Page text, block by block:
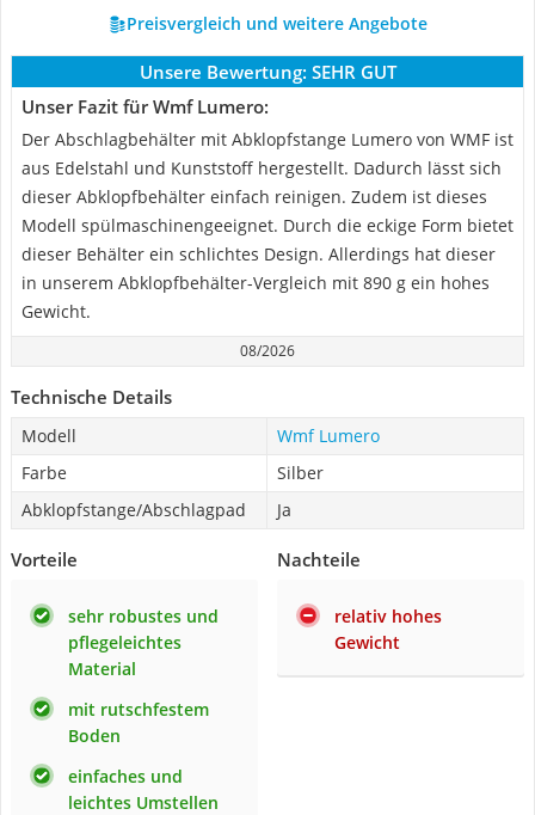
Preisvergleich und weitere Angebote
Unsere Bewertung: SEHR GUT
Unser Fazit für Wmf Lumero:
Der Abschlagbehälter mit Abklopfstange Lumero von WMF ist
aus Edelstahl und Kunststoff hergestellt. Dadurch lässt sich
dieser Abklopfbehälter einfach reinigen. Zudem ist dieses
Modell spülmaschinengeeignet. Durch die eckige Form bietet
dieser Behälter ein schlichtes Design. Allerdings hat dieser
in unserem Abklopfbehälter-Vergleich mit 890 g ein hohes
Gewicht.
08/2026
Technische Details
Modell
Wmf Lumero
Farbe
Silber
Abklopfstange/Abschlagpad
Ja
Vorteile
sehr robustes und
pflegeleichtes
Material
mit rutschfestem
Boden
einfaches und
leichtes Umstellen
Nachteile
relativ hohes
Gewicht